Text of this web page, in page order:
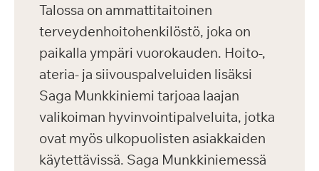
Talossa on ammattitaitoinen
terveydenhoitohenkilöstö, joka on
paikalla ympäri vuorokauden. Hoito-,
ateria- ja siivouspalveluiden lisäksi
Saga Munkkiniemi tarjoaa laajan
valikoiman hyvinvointipalveluita, jotka
ovat myös ulkopuolisten asiakkaiden
käytettävissä. Saga Munkkiniemessä